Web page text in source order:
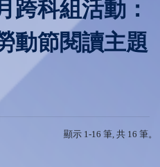
跨科組活動：
動節閱讀主題
顯示 1-16 筆, 共 16 筆。